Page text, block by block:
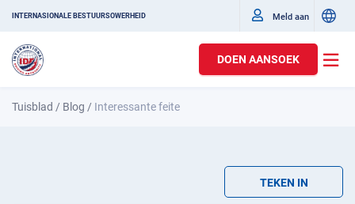
INTERNASIONALE BESTUURSOWERHEID Meld aan
DOEN AANSOEK
Tuisblad / Blog / Interessante feite
TEKEN IN